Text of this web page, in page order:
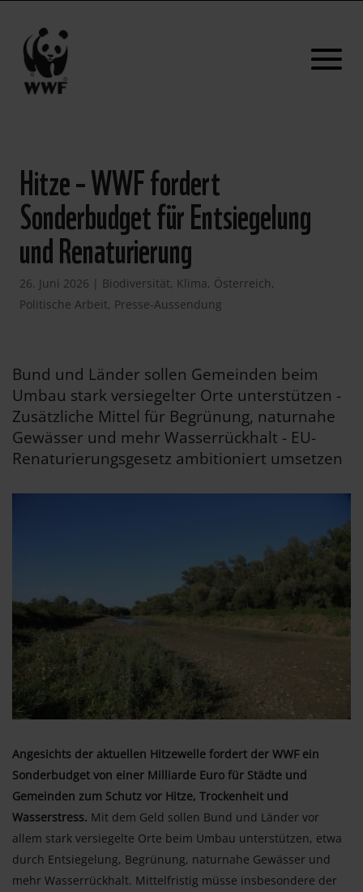
Hitze – WWF fordert
Sonderbudget für Entsiegelung
und Renaturierung
26. Juni 2026 | Biodiversität, Klima, Österreich,
Politische Arbeit, Presse-Aussendung
Bund und Länder sollen Gemeinden beim
Umbau stark versiegelter Orte unterstützen -
Zusätzliche Mittel für Begrünung, naturnahe
Gewässer und mehr Wasserrückhalt - EU-
Renaturierungsgesetz ambitioniert umsetzen
Angesichts der aktuellen Hitzewelle fordert der WWF ein
Sonderbudget von einer Milliarde Euro für Städte und
Gemeinden zum Schutz vor Hitze, Trockenheit und
Wasserstress. Mit dem Geld sollen Bund und Länder vor
allem stark versiegelte Orte beim Umbau unterstützen, etwa
durch Entsiegelung, Begrünung, naturnahe Gewässer und
mehr Wasserrückhalt. Mittelfristig müsse insbesondere der